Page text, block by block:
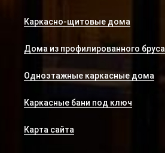
Каркасно-щитовые дома
Дома из профилированного бруса
Одноэтажные каркасные дома
Каркасные бани под ключ
Карта сайта